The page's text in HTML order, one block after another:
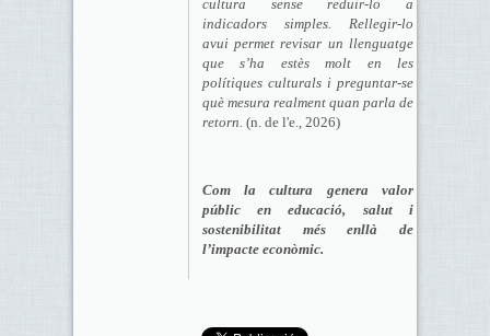
cultura sense reduir-lo a
indicadors simples. Rellegir-lo
avui permet revisar un llenguatge
que s’ha estès molt en les
polítiques culturals i preguntar-se
què mesura realment quan parla de
retorn. (n. de l'e., 2026)
Com la cultura genera valor
públic en educació, salut i
sostenibilitat més enllà de
l’impacte econòmic.